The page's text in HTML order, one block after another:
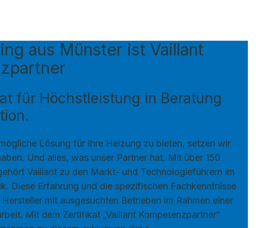
aus Münster ist Vaillant
für Höchstleistung in Beratung
Lösung für Ihre Heizung zu bieten, setzen wir
Und alles, was unser Partner hat. Mit über 150
Vaillant zu den Markt- und Technologieführern im
Diese Erfahrung und die spezifischen Fachkenntnisse
mit ausgesuchten Betrieben im Rahmen einer
Mit dem Zertifikat „Vaillant Kompetenzpartner“